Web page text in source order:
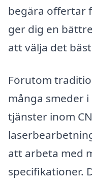
begära offertar
ger dig en
att välja det
Förutom
många smeder
tjänster inom
att arbeta med
specifikationer.